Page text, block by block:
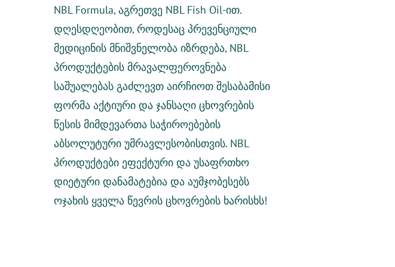
NBL Formula, აგრეთვე NBL Fish Oil-ით.
დღესდღეობით, როდესაც პრევენციული
მედიცინის მნიშვნელობა იზრდება, NBL
პროდუქტების მრავალფეროვნება
საშუალებას გაძლევთ აირჩიოთ შესაბამისი
ფორმა აქტიური და ჯანსაღი ცხოვრების
წესის მიმდევართა საჭიროებების
აბსოლუტური უმრავლესობისთვის. NBL
პროდუქტები ეფექტური და უსაფრთხო
დიეტური დანამატებია და აუმჯობესებს
ოჯახის ყველა წევრის ცხოვრების ხარისხს!